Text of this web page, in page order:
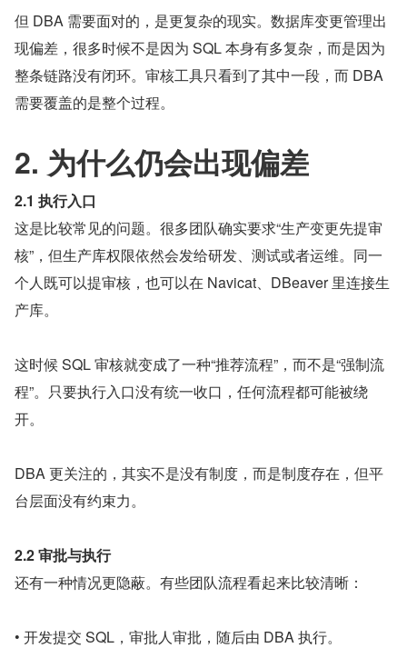
但 DBA 需要面对的，是更复杂的现实。数据库变更管理出
现偏差，很多时候不是因为 SQL 本身有多复杂，而是因为
整条链路没有闭环。审核工具只看到了其中一段，而 DBA
需要覆盖的是整个过程。
2. 为什么仍会出现偏差
2.1 执行入口
这是比较常见的问题。很多团队确实要求“生产变更先提审
核”，但生产库权限依然会发给研发、测试或者运维。同一
个人既可以提审核，也可以在 Navicat、DBeaver 里连接生
产库。
这时候 SQL 审核就变成了一种“推荐流程”，而不是“强制流
程”。只要执行入口没有统一收口，任何流程都可能被绕
开。
DBA 更关注的，其实不是没有制度，而是制度存在，但平
台层面没有约束力。
2.2 审批与执行
还有一种情况更隐蔽。有些团队流程看起来比较清晰：
• 开发提交 SQL，审批人审批，随后由 DBA 执行。